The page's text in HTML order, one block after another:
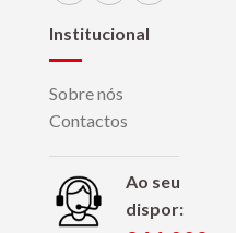
Institucional
Sobre nós
Contactos
Ao seu
dispor: